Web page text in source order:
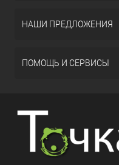
НАШИ ПРЕДЛОЖЕНИЯ
ПОМОЩЬ И СЕРВИСЫ